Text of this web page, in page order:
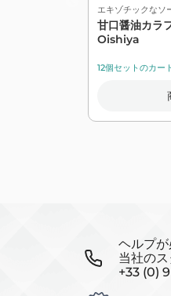
エキゾチックなソ
甘口醤油カラ
Oishiya
12個セットのカー
ヘルプが
当社の
+33 (0)